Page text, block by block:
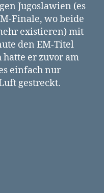
Jugoslawien (es
Finale, wo beide
existieren) mit
den EM-Titel
er zuvor am
einfach nur
gestreckt.